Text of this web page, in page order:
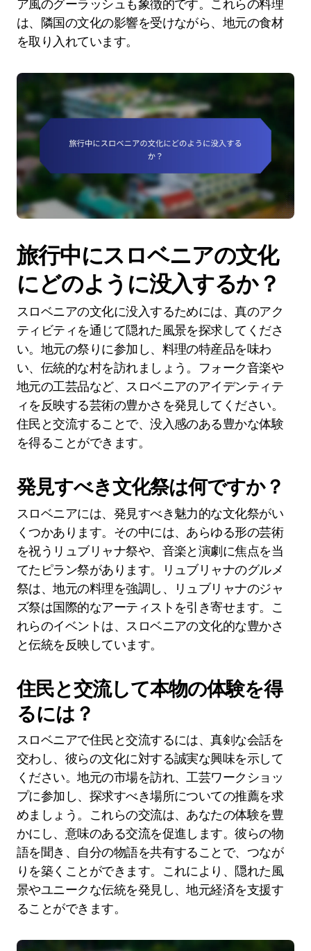
ア風のグーラッシュも象徴的です。これらの料理
は、隣国の文化の影響を受けながら、地元の食材
を取り入れています。
旅行中にスロベニアの文化
にどのように没入するか？
スロベニアの文化に没入するためには、真のアク
ティビティを通じて隠れた風景を探求してくださ
い。地元の祭りに参加し、料理の特産品を味わ
い、伝統的な村を訪れましょう。フォーク音楽や
地元の工芸品など、スロベニアのアイデンティテ
ィを反映する芸術の豊かさを発見してください。
住民と交流することで、没入感のある豊かな体験
を得ることができます。
発見すべき文化祭は何ですか？
スロベニアには、発見すべき魅力的な文化祭がい
くつかあります。その中には、あらゆる形の芸術
を祝うリュブリャナ祭や、音楽と演劇に焦点を当
てたピラン祭があります。リュブリャナのグルメ
祭は、地元の料理を強調し、リュブリャナのジャ
ズ祭は国際的なアーティストを引き寄せます。こ
れらのイベントは、スロベニアの文化的な豊かさ
と伝統を反映しています。
住民と交流して本物の体験を得
るには？
スロベニアで住民と交流するには、真剣な会話を
交わし、彼らの文化に対する誠実な興味を示して
ください。地元の市場を訪れ、工芸ワークショッ
プに参加し、探求すべき場所についての推薦を求
めましょう。これらの交流は、あなたの体験を豊
かにし、意味のある交流を促進します。彼らの物
語を聞き、自分の物語を共有することで、つなが
りを築くことができます。これにより、隠れた風
景やユニークな伝統を発見し、地元経済を支援す
ることができます。